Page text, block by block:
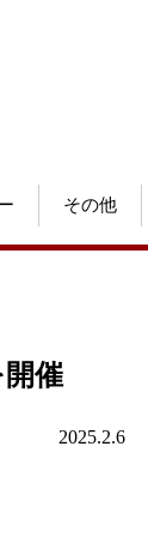
その他
催
2025.2.6